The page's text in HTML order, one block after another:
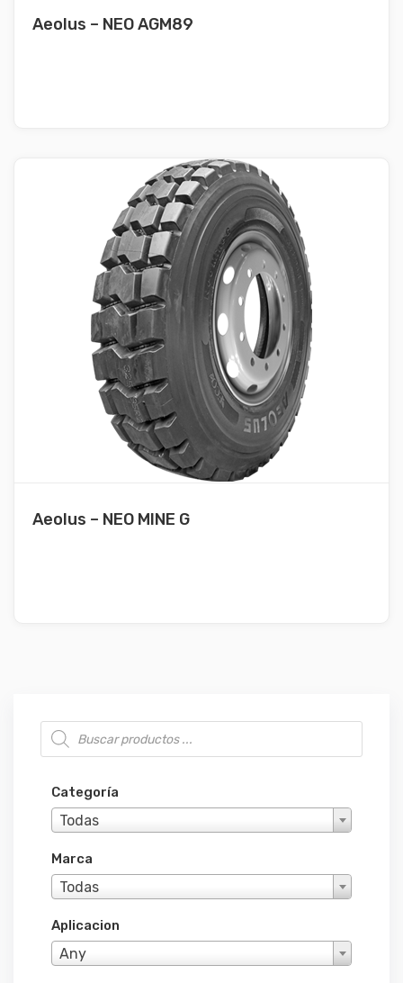
Búsqueda de productos
Categoría
Todas
Marca
Todas
Aplicacion
Any
Aeolus – NEO AGM89
Aeolus – NEO MINE G